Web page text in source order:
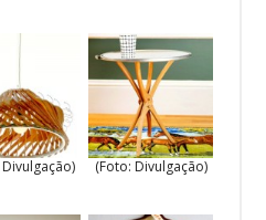
(Foto: Divulgação)